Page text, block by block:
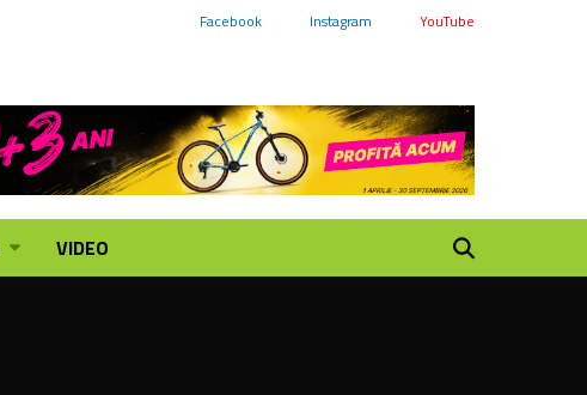
Facebook Instagram YouTube
VIDEO